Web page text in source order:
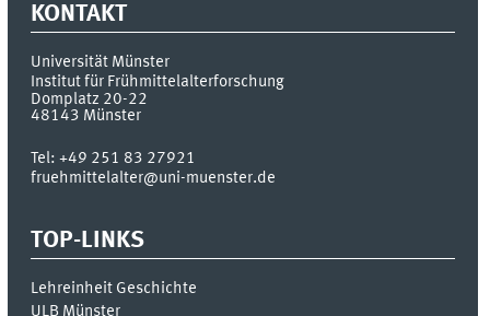
KONTAKT
Universität Münster
Institut für Frühmittelalterforschung
Domplatz 20-22
48143 Münster
Tel:+49 251 83 27921
fruehmittelalter@uni-muenster.de
TOP-LINKS
Lehreinheit Geschichte
ULB Münster